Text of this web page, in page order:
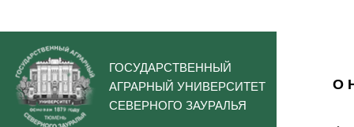
ГОСУДАРСТВЕННЫЙ
АГРАРНЫЙ УНИВЕРСИТЕТ
СЕВЕРНОГО ЗАУРАЛЬЯ
О